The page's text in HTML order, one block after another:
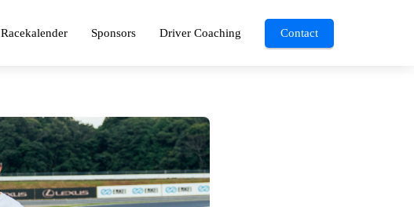
Racekalender Sponsors Driver Coaching Contact